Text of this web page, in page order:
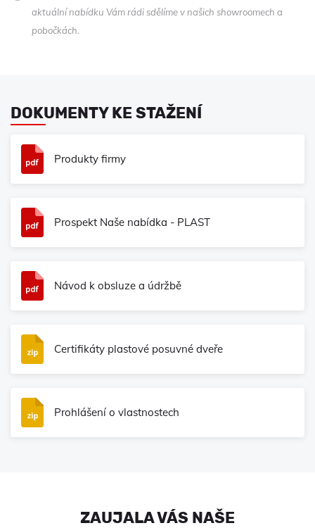
aktuální nabídku Vám rádi sdělíme v našich showroomech a
pobočkách.
DOKUMENTY KE STAŽENÍ
Produkty firmy
Prospekt Naše nabídka - PLAST
Návod k obsluze a údržbě
Certifikáty plastové posuvné dveře
Prohlášení o vlastnostech
ZAUJALA VÁS NAŠE